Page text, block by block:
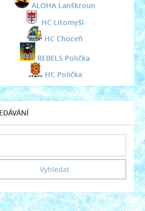
ALOHA Lanškroun
HC Litomyšl
HC Choceň
REBELS Polička
HC Polička